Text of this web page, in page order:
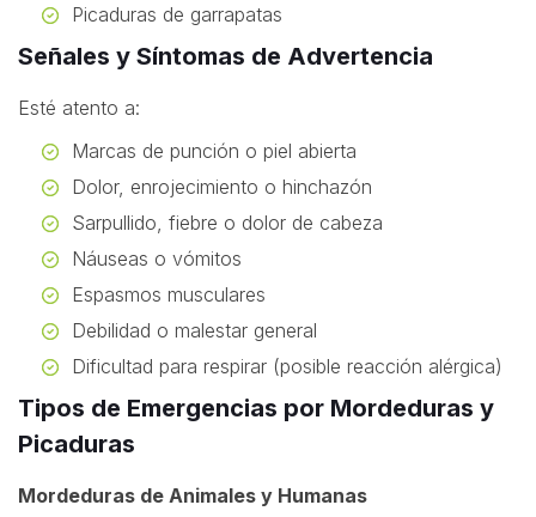
Picaduras de garrapatas
Señales y Síntomas de Advertencia
Esté atento a:
Marcas de punción o piel abierta
Dolor, enrojecimiento o hinchazón
Sarpullido, fiebre o dolor de cabeza
Náuseas o vómitos
Espasmos musculares
Debilidad o malestar general
Dificultad para respirar (posible reacción alérgica)
Tipos de Emergencias por Mordeduras y
Picaduras
Mordeduras de Animales y Humanas